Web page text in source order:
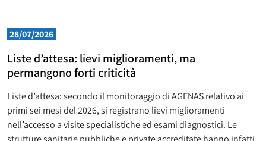
28/07/2026
Liste d’attesa: lievi miglioramenti, ma
permangono forti criticità
Liste d’attesa: secondo il monitoraggio di AGENAS relativo ai
primi sei mesi del 2026, si registrano lievi miglioramenti
nell’accesso a visite specialistiche ed esami diagnostici. Le